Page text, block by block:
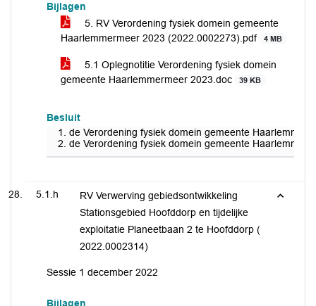
Bijlagen
5. RV Verordening fysiek domein gemeente
Haarlemmermeer 2023 (2022.0002273).pdf
4 MB
5.1 Oplegnotitie Verordening fysiek domein
gemeente Haarlemmermeer 2023.doc
39 KB
Besluit
de Verordening fysiek domein gemeente
de Verordening fysiek domein gemeente
5.1.h
RV Verwerving gebiedsontwikkeling
Stationsgebied Hoofddorp en tijdelijke
exploitatie Planeetbaan 2 te Hoofddorp (
2022.0002314)
Sessie 1 december 2022
Bijlagen